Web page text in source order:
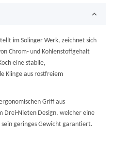
im Solinger Werk, zeichnet sich
Chrom- und Kohlenstoffgehalt
eine stabile,
Klinge aus rostfreiem
Griff aus
Drei-Nieten Design, welcher eine
geringes Gewicht garantiert.